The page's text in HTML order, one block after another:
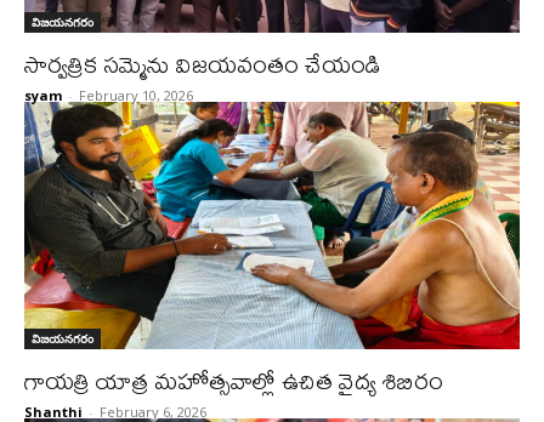
విజయనగరం
సార్వత్రిక సమ్మెను విజయవంతం చేయండి
syam - February 10, 2026
విజయనగరం
గాయత్రి యాత్ర మహోత్సవాల్లో ఉచిత వైద్య శిబిరం
Shanthi - February 6, 2026